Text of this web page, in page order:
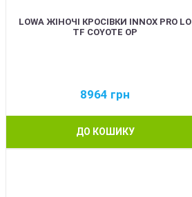
LOWA ЖІНОЧІ КРОСІВКИ INNOX PRO LO
TF COYOTE OP
8964 грн
ДО КОШИКУ